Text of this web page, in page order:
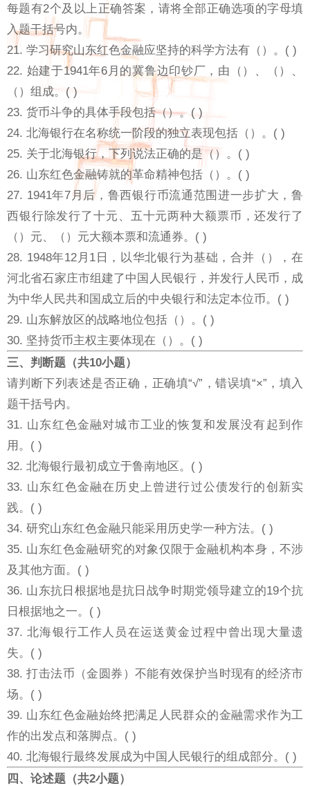
每题有2个及以上正确答案，请将全部正确选项的字母填
入题干括号内。
21. 学习研究山东红色金融应坚持的科学方法有（）。( )
22. 始建于1941年6月的冀鲁边印钞厂，由（）、（）、
（）组成。( )
23. 货币斗争的具体手段包括（）。( )
24. 北海银行在名称统一阶段的独立表现包括（）。( )
25. 关于北海银行，下列说法正确的是（）。( )
26. 山东红色金融铸就的革命精神包括（）。( )
27. 1941年7月后，鲁西银行币流通范围进一步扩大，鲁
西银行除发行了十元、五十元两种大额票币，还发行了
（）元、（）元大额本票和流通券。( )
28. 1948年12月1日，以华北银行为基础，合并（），在
河北省石家庄市组建了中国人民银行，并发行人民币，成
为中华人民共和国成立后的中央银行和法定本位币。( )
29. 山东解放区的战略地位包括（）。( )
30. 坚持货币主权主要体现在（）。( )
三、判断题（共10小题）
请判断下列表述是否正确，正确填“√”，错误填“×”，填入
题干括号内。
31. 山东红色金融对城市工业的恢复和发展没有起到作
用。( )
32. 北海银行最初成立于鲁南地区。( )
33. 山东红色金融在历史上曾进行过公债发行的创新实
践。( )
34. 研究山东红色金融只能采用历史学一种方法。( )
35. 山东红色金融研究的对象仅限于金融机构本身，不涉
及其他方面。( )
36. 山东抗日根据地是抗日战争时期党领导建立的19个抗
日根据地之一。( )
37. 北海银行工作人员在运送黄金过程中曾出现大量遗
失。( )
38. 打击法币（金圆券）不能有效保护当时现有的经济市
场。( )
39. 山东红色金融始终把满足人民群众的金融需求作为工
作的出发点和落脚点。( )
40. 北海银行最终发展成为中国人民银行的组成部分。( )
四、论述题（共2小题）